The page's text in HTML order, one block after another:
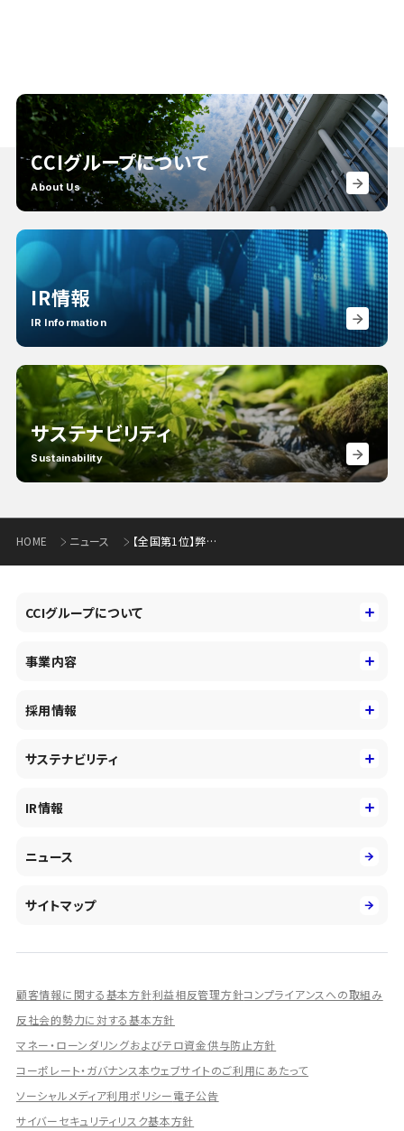
CCIグループについて
About Us
IR情報
IR Information
サステナビリティ
Sustainability
HOME ニュース 【全国第1位】弊社グループ健保組合の厚労大臣表彰受賞について
CCIグループについて
コーポレートアイデンティティ
会社概要・沿革
事業内容
コンサルティング&アドバイザリー
投資事業の拡大
DXとシステムモダナイゼーション
人的資本経営の取組み
採用情報
キャリア採用
障がい者採用
サステナビリティ
社会
IR情報
有価証券報告書／四半期報告書
統合報告書
ディスクロージャー誌
IRプレゼンテーション資料
シェアードリサーチ社による調査レポート
IRに関するよくあるご質問
IRに関するお問い合わせ
ニュース
サイトマップ
顧客情報に関する基本方針利益相反管理方針コンプライアンスへの取組み
反社会的勢力に対する基本方針
マネー・ローンダリングおよびテロ資金供与防止方針
コーポレート・ガバナンス本ウェブサイトのご利用にあたって
ソーシャルメディア利用ポリシー電子公告
サイバーセキュリティリスク基本方針